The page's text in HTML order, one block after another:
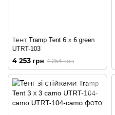
Тент Tramp Tent 6 х 6 green
UTRT-103
4 253 грн 4 254 грн